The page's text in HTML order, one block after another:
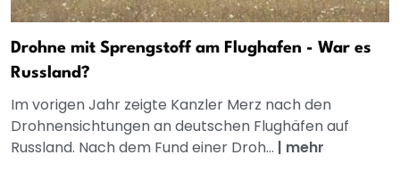
Drohne mit Sprengstoff am Flughafen - War es
Russland?
Im vorigen Jahr zeigte Kanzler Merz nach den
Drohnensichtungen an deutschen Flughäfen auf
Russland. Nach dem Fund einer Droh... | mehr